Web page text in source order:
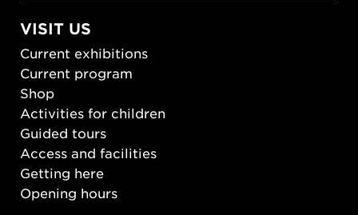
VISIT US
Current exhibitions
Current program
Shop
Activities for children
Guided tours
Access and facilities
Getting here
Opening hours